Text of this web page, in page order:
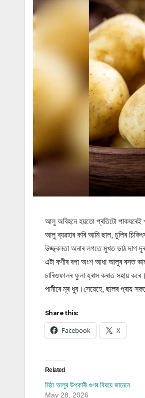
আলু অবিহনে হয়তো প্ৰতিটো পাকঘৰেই
আলু ব্যৱহাৰ কৰি আমি ছাল, চুলিৰ
উজ্জ্বলতা অনাৰ লগতে মুখত ডাঠ দাগ
এটা কণীৰ বগা অংশ আধা আলুৰ ৰসত
চাৰিওফালৰ ফুলা হ্ৰাস কৰাত সহায়
পানীৰে মূৰ ধুব।সেয়েহে, ছালৰ প্ৰায়
Share this:
Facebook X
Related
মিঠা আলুৰ উপকাৰী গুণৰ বিষয়ে জানেনে
May 28, 2026